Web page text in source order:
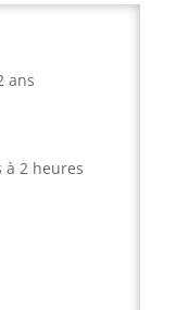
ans
à 2 heures